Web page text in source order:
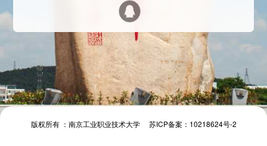
Send verification code
The camera will be turned on soon. Please pay attention to your privacy
微信扫一扫
首次登录请点击【账号激活】 忘记密码
版权所有 ：南京工业职业技术大学 苏ICP备案：10218624号-2